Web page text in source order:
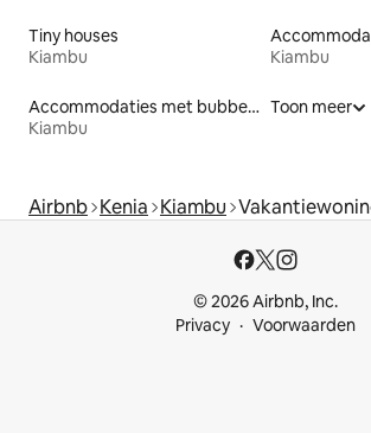
Tiny houses
Kiambu
Kiambu
Accommodaties met bubbelbad
Kiambu
Toon meer
Airbnb Kenia Kiambu
© 2026 Airbnb, Inc.
Privacy
Voorwaarden